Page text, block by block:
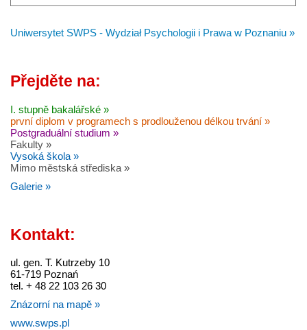
Uniwersytet SWPS - Wydział Psychologii i Prawa w Poznaniu »
Přejděte na:
I. stupně bakalářské »
první diplom v programech s prodlouženou délkou trvání »
Postgraduální studium »
Fakulty »
Vysoká škola »
Mimo městská střediska »
Galerie »
Kontakt:
ul. gen. T. Kutrzeby 10
61-719 Poznań
tel. + 48 22 103 26 30
Znázorní na mapě »
www.swps.pl